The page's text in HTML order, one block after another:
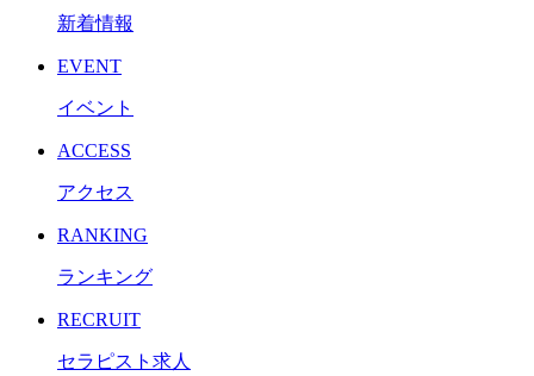
新着情報
EVENT
イベント
ACCESS
アクセス
RANKING
ランキング
RECRUIT
セラピスト求人